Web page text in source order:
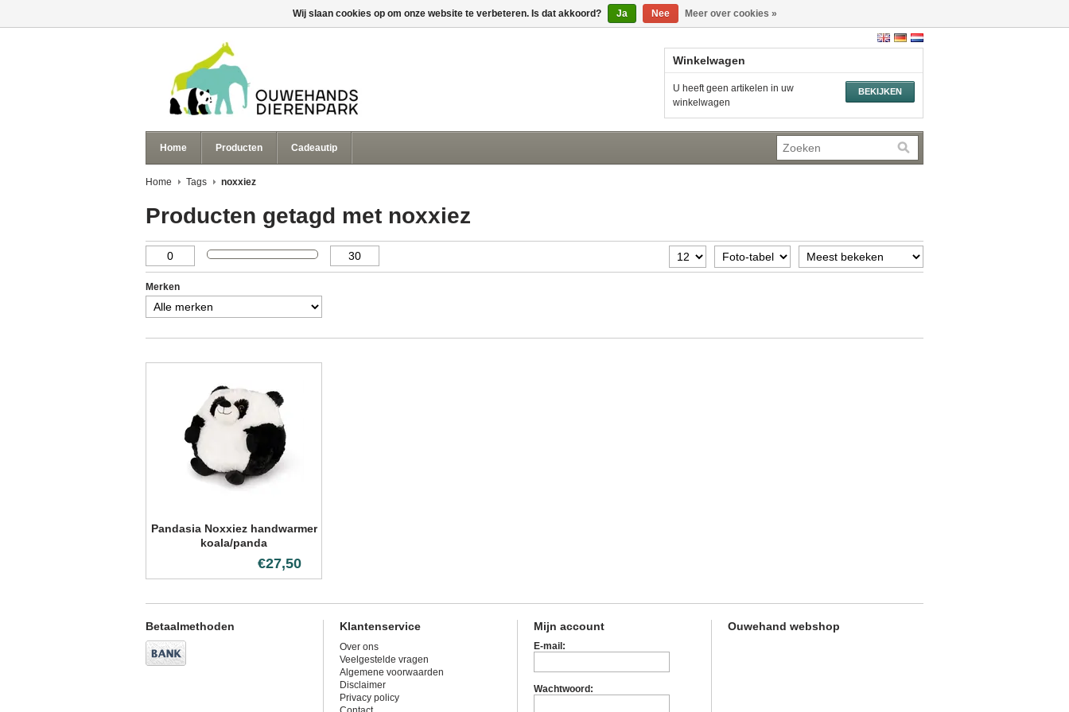
Winkelwagen
BEKIJKEN
U heeft geen artikelen in uw
winkelwagen
Home Producten Cadeautip
Home Tags noxxiez
Producten getagd met noxxiez
Merken
Pandasia Noxxiez handwarmer
koala/panda
€27,50
Betaalmethoden Klantenservice
Over ons
Veelgestelde vragen
Algemene voorwaarden
Disclaimer
Privacy policy
Mijn account
E-mail:
Wachtwoord:
Ouwehand webshop
Wij slaan cookies op om onze website te verbeteren. Is dat akkoord? Ja Nee Meer over cookies »